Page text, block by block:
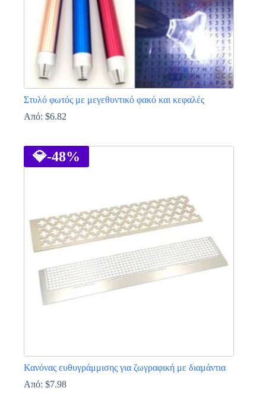
Στυλό φωτός με μεγεθυντικό φακό και κεφαλές
Από: $6.82
προϊόν
έχει
μπορούν
να
επιλεγούν
στη
προϊόντος
💎-48%
Κανόνας ευθυγράμμισης για ζωγραφική με διαμάντια
Από: $7.98